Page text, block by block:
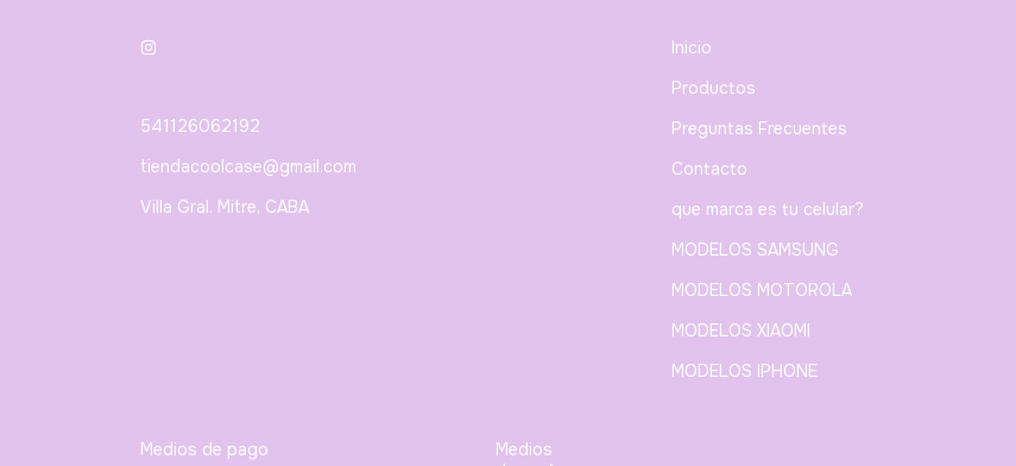
541126062192
tiendacoolcase@gmail.com
Villa Gral. Mitre, CABA
Inicio
Productos
Preguntas Frecuentes
Contacto
que marca es tu celular?
MODELOS SAMSUNG
MODELOS MOTOROLA
MODELOS XIAOMI
MODELOS IPHONE
Medios de pago
Medios